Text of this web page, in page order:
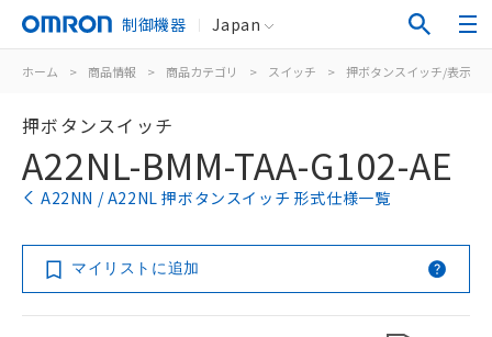
制御機器 Japan
ホーム > 商品情報 > 商品カテゴリ > スイッチ > 押ボタンスイッチ/表示灯
押ボタンスイッチ
A22NL-BMM-TAA-G102-AE
A22NN / A22NL 押ボタンスイッチ 形式仕様一覧
マイリストに追加